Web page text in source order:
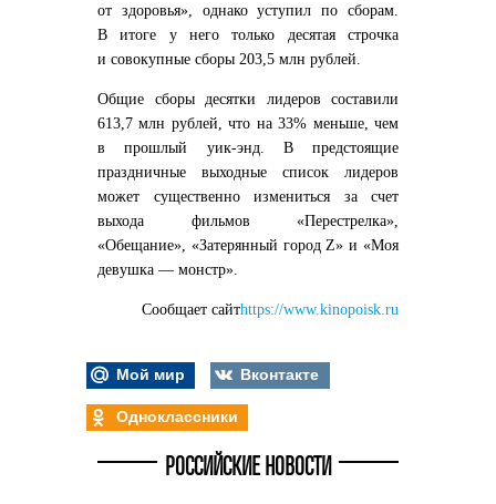
от здоровья», однако уступил по сборам.
В итоге у него только десятая строчка
и совокупные сборы 203,5 млн рублей.
Общие сборы десятки лидеров составили
613,7 млн рублей, что на 33% меньше, чем
в прошлый уик-энд. В предстоящие
праздничные выходные список лидеров
может существенно измениться за счет
выхода фильмов «Перестрелка»,
«Обещание», «Затерянный город Z» и «Моя
девушка — монстр».
Сообщает сайтhttps://www.kinopoisk.ru
Мой мир
Вконтакте
Одноклассники
РОССИЙСКИЕ НОВОСТИ